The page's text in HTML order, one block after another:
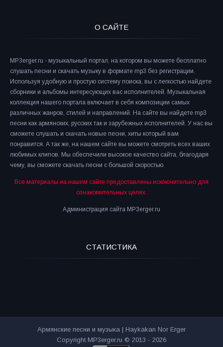
О САЙТЕ
MP3erger.ru - музыкальный портал, на котором вы можете бесплатно
слушать песни и скачать музыку в формате mp3 без регистрации.
Используя удобную и простую систему поиска, вы с легкостью найдете
сборники и альбомы интересующих вас исполнителей. Музыкальная
коллекция нашего портала включает в себя композиции самых
различных жанров, стилей и направлений. На сайте вы найдете mp3
песни как армянских, русских так и зарубежных исполнителей. У нас вы
сможете слушать и скачать новые песни, хиты который вам
понравится. А так же, на нашем сайте вы можете смотреть всех ваших
любимых клипов. Мы обеспечили высокое качество сайта, благодаря
чему, вы сможете скачать песни с большой скоростью.
Все материалы на нашем сайте предоставлены исключительно для
ознакомительных целях.
Администрация сайта MP3erger.ru
СТАТИСТИКА
Армянские песни и музыка | Haykakan Nor Erger
Copyright MP3erger.ru © 2013 - 2026